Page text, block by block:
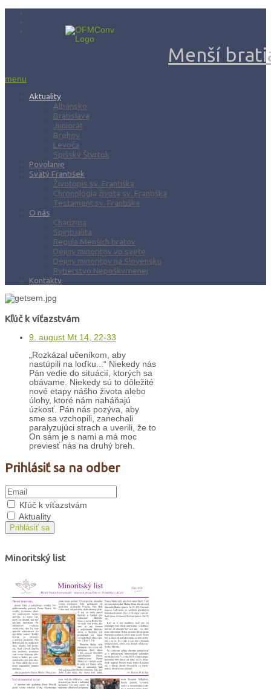
Menší
menu
Aktuality
Albánsko
Bratislava
Juniorát
Brehov
Levoča
Spišský Štvrtok
Povolanie
Svätý František
Životopis sv. Františka
Chronológia života sv. Františka
Testament sv. Františka
O nás
Charizma
Spiritualita
Regula Menších bratov
Dejiny minoritov vo svete
Dejiny minoritov na Slovensku
Rytierstvo Nepoškvrnenej
Kontakty
Kľúč k víťazstvám
9. august Mt 14, 22-33
„Rozkázal učeníkom, aby
nastúpili na loďku...“ Niekedy nás
Pán vedie do situácií, ktorých sa
obávame. Niekedy sú to dôležité
nové etapy nášho života alebo
úlohy, ktoré nám naháňajú
úzkosť. Pán nás pozýva, aby
sme sa vzchopili, zanechali
paralyzujúci strach a uverili, že to
On sám je s nami a má moc
previesť nás na druhý breh.
Prihlásiť sa na odber
Kľúč k víťazstvám
Aktuality
Prihlásiť sa
Minoritský list